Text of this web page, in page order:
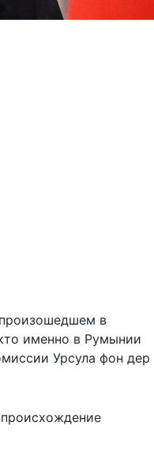
в
именно в Румынии
Урсула фон дер